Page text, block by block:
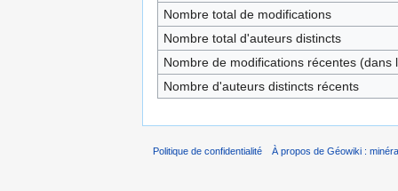
Nombre total de modifications
Nombre total d'auteurs distincts
Nombre de modifications récentes (dans
Nombre d'auteurs distincts récents
Politique de confidentialité À propos de Géowiki :